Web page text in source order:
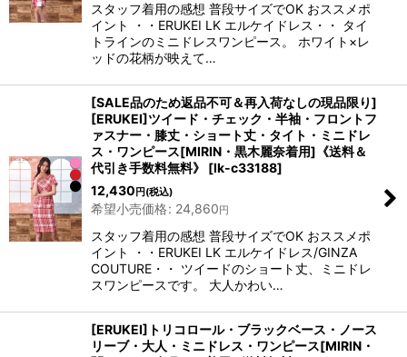
スタッフ着用の感想 普段サイズでOK おススメポ
イント ・・ERUKEI LK エルケイドレス・・ タイ
トラインのミニドレスワンピース。 ホワイト×レ
ッドの花柄が映えて…
[SALE品のため返品不可＆再入荷なしの現品限り]
[ERUKEI]ツイード・チェック・半袖・フロントフ
ァスナー・膝丈・ショート丈・タイト・ミニドレ
ス・ワンピース[MIRIN・黒木麗奈着用]《送料＆
代引き手数料無料》
[lk-c33188]
12,430 円 (税込)
希望小売価格: 24,860 円
スタッフ着用の感想 普段サイズでOK おススメポ
イント ・・ERUKEI LK エルケイドレス/GINZA
COUTURE・・ ツイードのショート丈、ミニドレ
スワンピースです。 大人かわい…
[ERUKEI]トリコロール・ブラックベース・ノース
リーブ・大人・ミニドレス・ワンピース[MIRIN・